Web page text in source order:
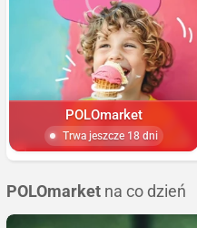
POLOmarket
Trwa jeszcze 18 dni
POLOmarket na co dzień